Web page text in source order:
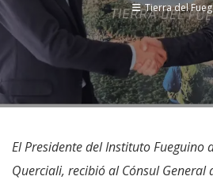
Tierra del
El Presidente del Instituto Fueguino
Querciali, recibió al Cónsul General